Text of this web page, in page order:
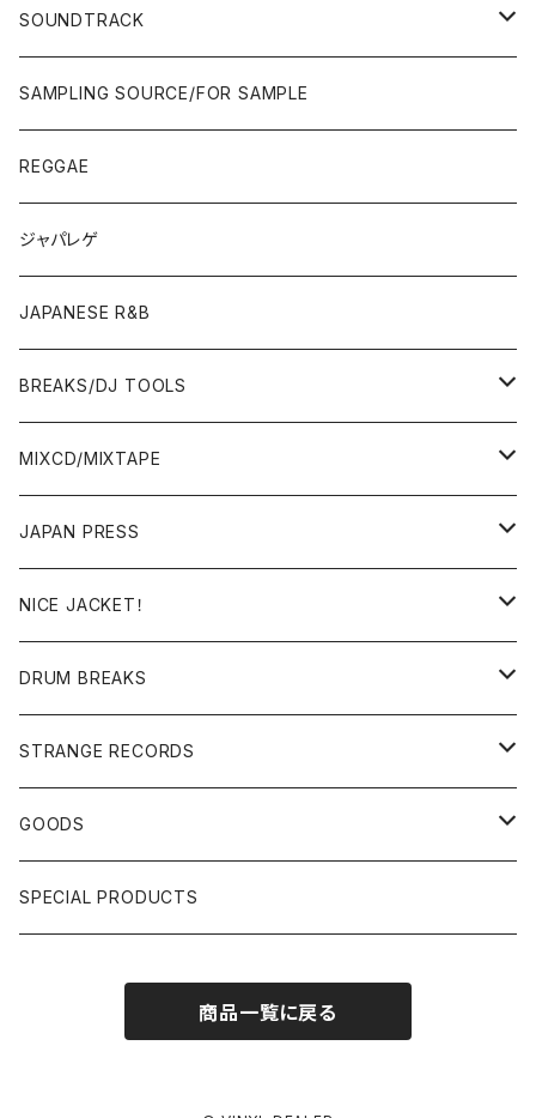
JAPAN ONLY RELEASE/REMIX
80'S
POPS/S.S.W.
ROCK/AOR
SOUNDTRACK
LP
JAPANESE
OTHERS
7"/12"
JAPANESE
OTHERS
SAMPLING SOURCE/FOR SAMPLE
REGGAE
ジャパレゲ
JAPANESE R&B
BREAKS/DJ TOOLS
BREAKS/MEGAMIX/CUT UP
RE-EDIT/DJ TOOLS
MIXCD/MIXTAPE
MIXCD
日本語ラップ
JAPANESE DJ
MIXTAPE
JAPAN PRESS
LP(+ OBI)
7"/12"
NICE JACKET！
DONUTS 45
GIRLS
HIPHOP CLASSIC GALLERY
日本語ラップ CLASSIC GALLERY
DRUM BREAKS
US/UK/OTHERS
JAPANESE
STRANGE RECORDS
DRUM DRUM DRUM/KARAOKE
パチソン/AUDIO CHECK/LIBRARY
GOODS
BOOK
SPECIAL PRODUCTS
商品一覧に戻る